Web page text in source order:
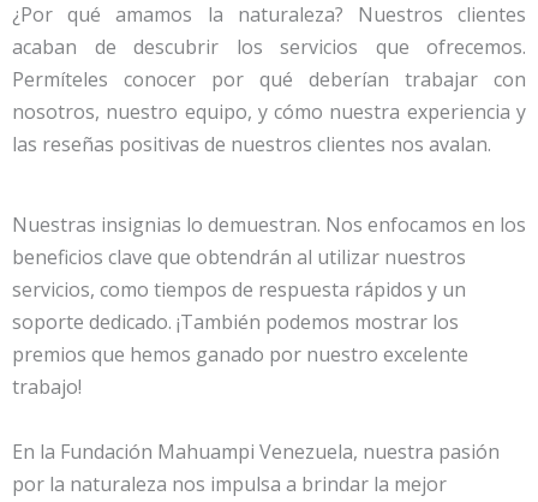
¿Por qué amamos la naturaleza? Nuestros clientes
acaban de descubrir los servicios que ofrecemos.
Permíteles conocer por qué deberían trabajar con
nosotros, nuestro equipo, y cómo nuestra experiencia y
las reseñas positivas de nuestros clientes nos avalan.
Nuestras insignias lo demuestran. Nos enfocamos en los
beneficios clave que obtendrán al utilizar nuestros
servicios, como tiempos de respuesta rápidos y un
soporte dedicado. ¡También podemos mostrar los
premios que hemos ganado por nuestro excelente
trabajo!
En la Fundación Mahuampi Venezuela, nuestra pasión
por la naturaleza nos impulsa a brindar la mejor